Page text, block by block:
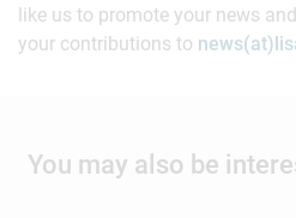
like us to promote your news
your contributions to
You may also be